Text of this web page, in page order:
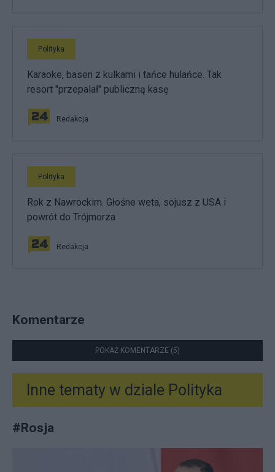
Polityka
Karaoke, basen z kulkami i tańce hulańce. Tak
resort "przepalał" publiczną kasę
Redakcja
Polityka
Rok z Nawrockim. Głośne weta, sojusz z USA i
powrót do Trójmorza
Redakcja
Komentarze
POKAŻ KOMENTARZE (5)
Inne tematy w dziale Polityka
#Rosja